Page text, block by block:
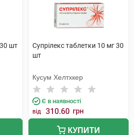
шт
Супрілекс таблетки 10 мг 30
шт
Кусум Хелтхкер
Є в наявності
від 310.60 грн
КУПИТИ